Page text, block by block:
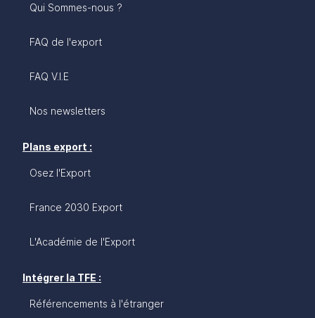
Qui Sommes-nous ?
FAQ de l'export
FAQ V.I.E
Nos newsletters
Plans export :
Osez l'Export
France 2030 Export
L'Académie de l'Export
Intégrer la TFE :
Référencements à l'étranger